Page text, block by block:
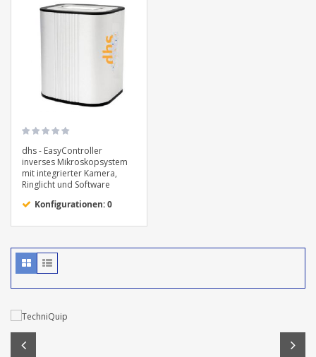
dhs - EasyController
inverses Mikroskopsystem
mit integrierter Kamera,
Ringlicht und Software
Konfigurationen: 0